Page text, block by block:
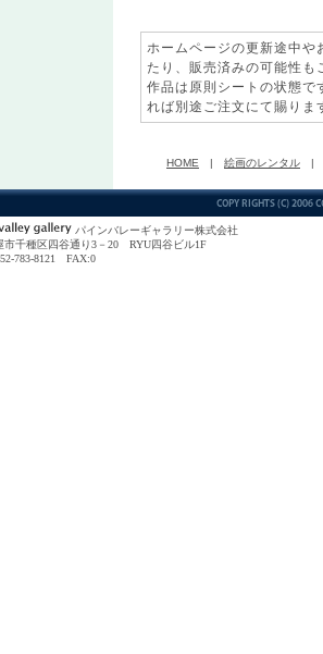
ホームページの更新途中や
たり、販売済みの可能性
作品は原則シートの状態で
れば別途ご注文にて賜りま
HOME | 絵画のレンタル
パインバレーギャラリー株式会社
市千種区四谷通り3－20 RYU四谷ビル1F
783-8121 FAX:0